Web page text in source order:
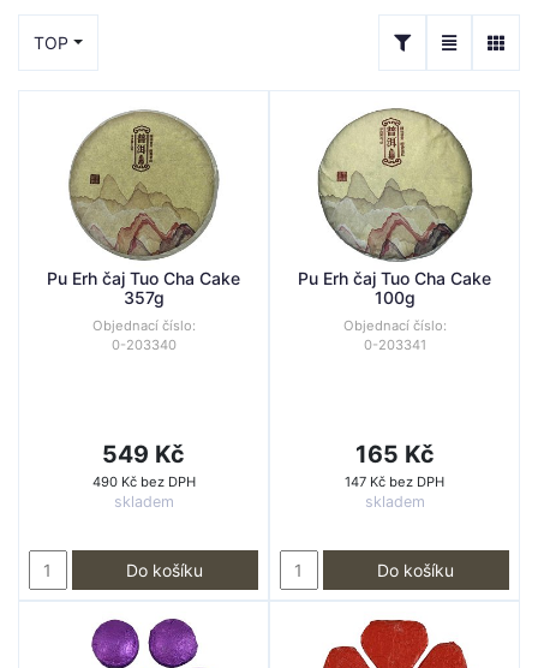
TOP
Pu Erh čaj Tuo Cha Cake
357g
Objednací číslo:
0-203340
549 Kč
490 Kč bez DPH
skladem
Do košíku
Pu Erh čaj Tuo Cha Cake
100g
Objednací číslo:
0-203341
165 Kč
147 Kč bez DPH
skladem
Do košíku